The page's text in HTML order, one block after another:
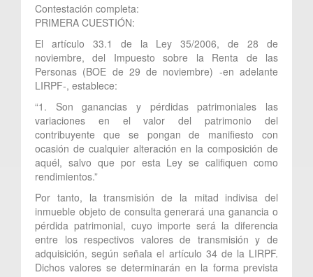
Contestación completa:
PRIMERA CUESTIÓN:
El artículo 33.1 de la Ley 35/2006, de 28 de
noviembre, del Impuesto sobre la Renta de las
Personas (BOE de 29 de noviembre) -en adelante
LIRPF-, establece:
“1. Son ganancias y pérdidas patrimoniales las
variaciones en el valor del patrimonio del
contribuyente que se pongan de manifiesto con
ocasión de cualquier alteración en la composición de
aquél, salvo que por esta Ley se califiquen como
rendimientos.”
Por tanto, la transmisión de la mitad indivisa del
inmueble objeto de consulta generará una ganancia o
pérdida patrimonial, cuyo importe será la diferencia
entre los respectivos valores de transmisión y de
adquisición, según señala el artículo 34 de la LIRPF.
Dichos valores se determinarán en la forma prevista